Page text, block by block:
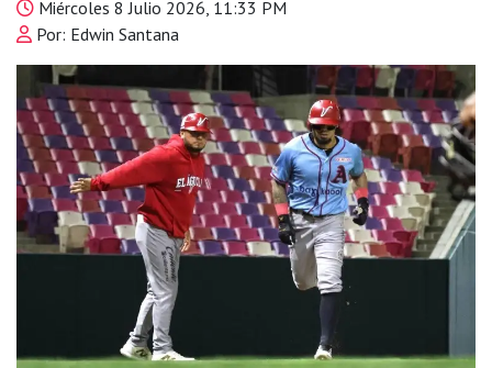
Miércoles 8 Julio 2026, 11:33 PM
Por: Edwin Santana